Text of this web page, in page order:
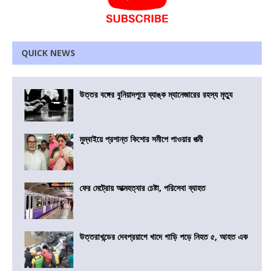
QUICK NEWS
উত্তর বঙ্গের বুনিয়াদপুরে ব্যাঙ্ক ম্যানেজারের রহস্য মৃত্যু
মুম্বাইয়ে প্রশান্ত কিশোর সমীপে পাওয়ার পত্মী
ফের মেট্রোয় আত্মহত্যার চেষ্টা, পরিসেবা ব্যাহত
উত্তরাখন্ডের দেবপ্রয়াগে খাদে গাড়ি পড়ে নিহত ৫, আহত এক